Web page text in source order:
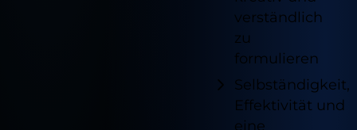
verständlich
zu
formulieren
Selbständigkeit,
Effektivität und
eine
Diese sind für die grundlegenden
Funktionen der Website erforderlich und
helfen dabei, unsere Website nutzbar zu
machen sowie den Zugang zu sicheren